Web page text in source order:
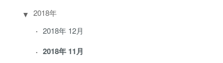
2018年
2018年 12月
2018年 11月